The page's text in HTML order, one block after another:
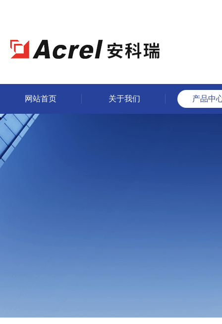
网站首页 关于我们 产品中